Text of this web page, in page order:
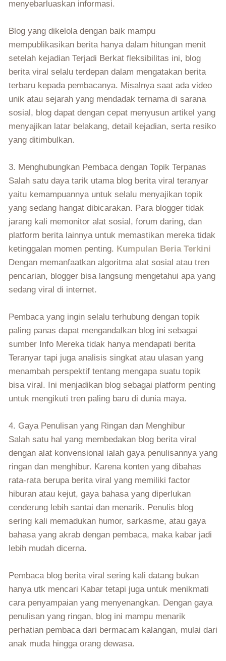
menyebarluaskan informasi.
Blog yang dikelola dengan baik mampu
mempublikasikan berita hanya dalam hitungan menit
setelah kejadian Terjadi Berkat fleksibilitas ini, blog
berita viral selalu terdepan dalam mengatakan berita
terbaru kepada pembacanya. Misalnya saat ada video
unik atau sejarah yang mendadak ternama di sarana
sosial, blog dapat dengan cepat menyusun artikel yang
menyajikan latar belakang, detail kejadian, serta resiko
yang ditimbulkan.
3. Menghubungkan Pembaca dengan Topik Terpanas
Salah satu daya tarik utama blog berita viral teranyar
yaitu kemampuannya untuk selalu menyajikan topik
yang sedang hangat dibicarakan. Para blogger tidak
jarang kali memonitor alat sosial, forum daring, dan
platform berita lainnya untuk memastikan mereka tidak
ketinggalan momen penting. Kumpulan Beria Terkini
Dengan memanfaatkan algoritma alat sosial atau tren
pencarian, blogger bisa langsung mengetahui apa yang
sedang viral di internet.
Pembaca yang ingin selalu terhubung dengan topik
paling panas dapat mengandalkan blog ini sebagai
sumber Info Mereka tidak hanya mendapati berita
Teranyar tapi juga analisis singkat atau ulasan yang
menambah perspektif tentang mengapa suatu topik
bisa viral. Ini menjadikan blog sebagai platform penting
untuk mengikuti tren paling baru di dunia maya.
4. Gaya Penulisan yang Ringan dan Menghibur
Salah satu hal yang membedakan blog berita viral
dengan alat konvensional ialah gaya penulisannya yang
ringan dan menghibur. Karena konten yang dibahas
rata-rata berupa berita viral yang memiliki factor
hiburan atau kejut, gaya bahasa yang diperlukan
cenderung lebih santai dan menarik. Penulis blog
sering kali memadukan humor, sarkasme, atau gaya
bahasa yang akrab dengan pembaca, maka kabar jadi
lebih mudah dicerna.
Pembaca blog berita viral sering kali datang bukan
hanya utk mencari Kabar tetapi juga untuk menikmati
cara penyampaian yang menyenangkan. Dengan gaya
penulisan yang ringan, blog ini mampu menarik
perhatian pembaca dari bermacam kalangan, mulai dari
anak muda hingga orang dewasa.